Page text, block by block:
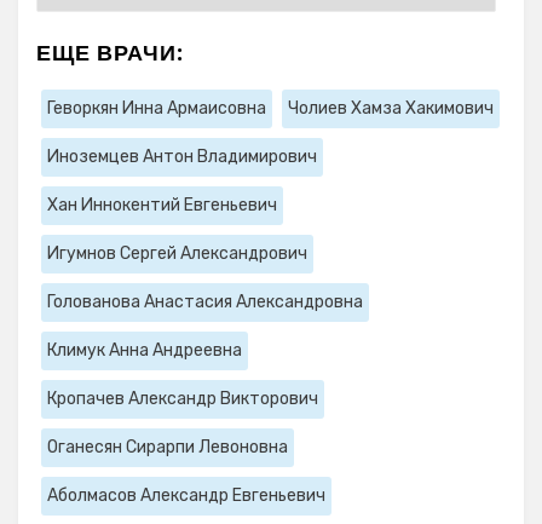
ЕЩЕ ВРАЧИ:
Геворкян Инна Армаисовна Чолиев Хамза Хакимович
Иноземцев Антон Владимирович
Хан Иннокентий Евгеньевич
Игумнов Сергей Александрович
Голованова Анастасия Александровна
Климук Анна Андреевна
Кропачев Александр Викторович
Оганесян Сирарпи Левоновна
Аболмасов Александр Евгеньевич